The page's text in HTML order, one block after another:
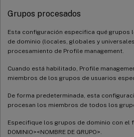
Grupos procesados
Esta configuración especifica qué grupos
de dominio (locales, globales y
procesamiento de Profile management.
Cuando está habilitado, Profile
miembros de los grupos de usuarios
De forma predeterminada, esta
procesan los miembros de todos los
Especifique los grupos de dominio con el
DOMINIO><NOMBRE DE GRUPO>.